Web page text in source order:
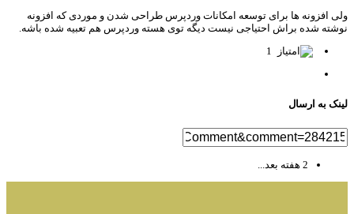
افزونه ها برای توسعه امکانات وردپرس طراحی شدن و موردی که افزونه
شده براش احتیاجی نیست دیگه توی هسته وردپرس هم تعبیه شده باشه.
1
به ارسال
2 هفته بعد...